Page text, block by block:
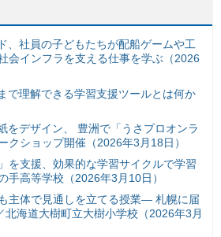
、社員の子どもたちが配船ゲームや工
会インフラを支える仕事を学ぶ（2026
で理解できる学習支援ツールとは何か
をデザイン、 豊洲で「うさプロオンラ
クショップ開催（2026年3月18日）
を支援、効果的な学習サイクルで学習
手高等学校（2026年3月10日）
主体で見通しを立てる授業— 札幌に届
北海道大樹町立大樹小学校（2026年3月